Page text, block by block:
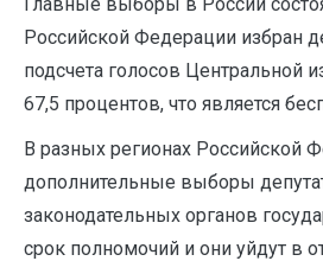
Российской Федерации избран
подсчета голосов Центральной
67,5 процентов, что является
В разных регионах Российской
дополнительные выборы
законодательных органов
срок полномочий и они уйдут в